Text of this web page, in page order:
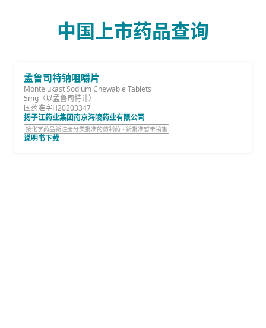
中国上市药品查询
孟鲁司特钠咀嚼片
Montelukast Sodium Chewable Tablets
5mg（以孟鲁司特计）
国药准字H20203347
扬子江药业集团南京海陵药业有限公司
按化学药品新注册分类批准的仿制药 · 新批准暂未销售
说明书下载